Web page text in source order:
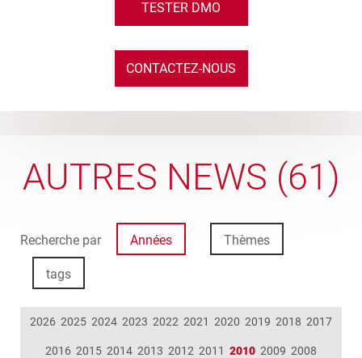
TESTER DMO
CONTACTEZ-NOUS
AUTRES NEWS (61)
Recherche par Années Thèmes
tags
2026 2025 2024 2023 2022 2021 2020 2019 2018 2017
2016 2015 2014 2013 2012 2011 2010 2009 2008